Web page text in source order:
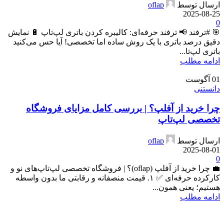
ارسال توسط
oflap
2025-08-25
0
🎯 #ترفند 📢 ترفند حرفه‌ای: کالیبره کردن باتری لپ‌تاپ 🔋 نمایش
دقیق درصد باتری با یک روش ساده اما تخصصی! آیا حس می‌کنید
باتری لپ‌تا...
ادامه مطلب
01 آگوست
دانستنی
چرا خرید از آفلپ؟ | بررسی کامل مزایای فروشگاه
تخصصی لپ‌تاپ
ارسال توسط
oflap
2025-08-01
0
💼 چرا خرید از آفلپ (oflap)؟ | فروشگاه تخصصی لپ‌تاپ‌های نو و
کارکرده حرفه‌ای ✅ ۱. قیمت منصفانه و رقابتی ما بدون واسطه
هستیم؛ یعنی همون...
ادامه مطلب